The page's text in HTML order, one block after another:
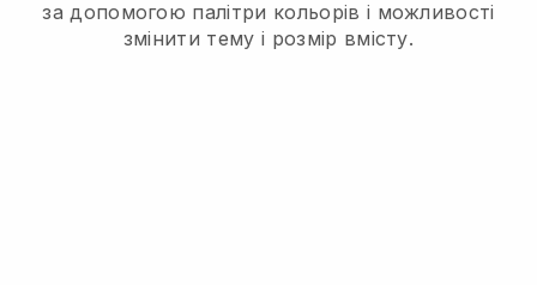
за допомогою палітри кольорів і можливості
змінити тему і розмір вмісту.